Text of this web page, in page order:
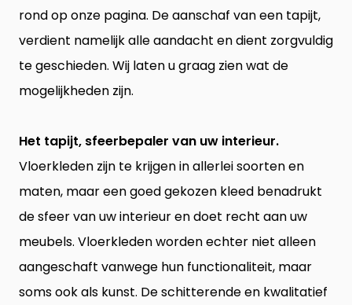
rond op onze pagina. De aanschaf van een tapijt,
verdient namelijk alle aandacht en dient zorgvuldig
te geschieden. Wij laten u graag zien wat de
mogelijkheden zijn.
Het tapijt, sfeerbepaler van uw interieur.
Vloerkleden zijn te krijgen in allerlei soorten en
maten, maar een goed gekozen kleed benadrukt
de sfeer van uw interieur en doet recht aan uw
meubels. Vloerkleden worden echter niet alleen
aangeschaft vanwege hun functionaliteit, maar
soms ook als kunst. De schitterende en kwalitatief